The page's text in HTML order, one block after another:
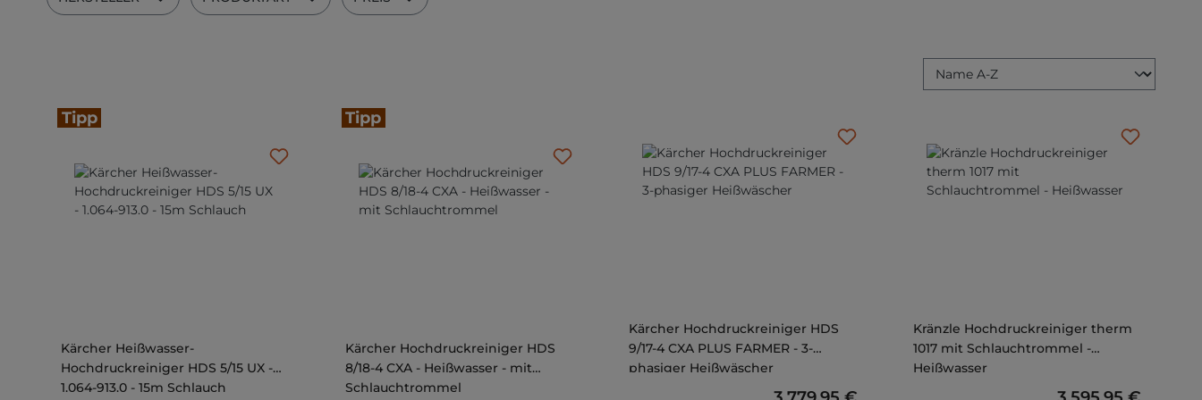
Tipp
Kärcher Heißwasser-
Hochdruckreiniger HDS 5/15 UX -
1.064-913.0 - 15m Schlauch
Tipp
Kärcher Hochdruckreiniger HDS
8/18-4 CXA - Heißwasser - mit
Schlauchtrommel
Kärcher Hochdruckreiniger HDS
9/17-4 CXA PLUS FARMER - 3-
phasiger Heißwäscher
Kränzle Hochdruckreiniger therm
1017 mit Schlauchtrommel -
Heißwasser